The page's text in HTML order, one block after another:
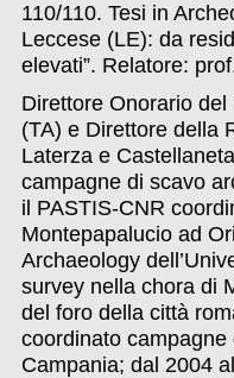
110/110. Tesi in
Leccese (LE): da
elevati”. Relatore:
Direttore Onorario
(TA) e Direttore della
Laterza e
campagne di scavo
il PASTIS-CNR
Montepapalucio ad
Archaeology
survey nella chora di
del foro della città
coordinato campagne
Campania; dal 2004